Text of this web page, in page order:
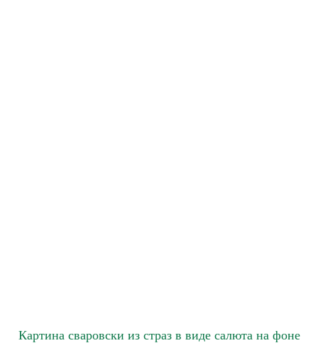
Картина сваровски из страз в виде салюта на фоне